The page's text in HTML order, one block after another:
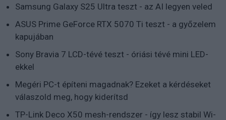
Samsung Galaxy S25 Ultra teszt - az AI legyen veled
ASUS Prime GeForce RTX 5070 Ti teszt - a győzelem
kapujában
Sony Bravia 7 LCD-tévé teszt - óriási tévé mini LED-
ekkel
Megéri PC-t építeni magadnak? Ezeket a kérdéseket
válaszold meg, hogy kiderítsd
TP-Link Deco X50 mesh-rendszer - így lesz stabil Wi-